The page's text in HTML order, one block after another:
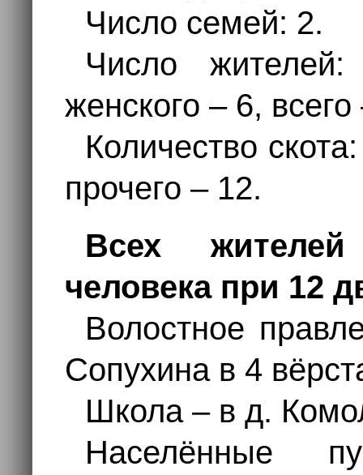
Число семей: 2.
Число
женского – 6,
Количество
прочего – 12.
Всех
человека при 12
Волостное
Сопухина в 4
Школа – в д.
Населённые